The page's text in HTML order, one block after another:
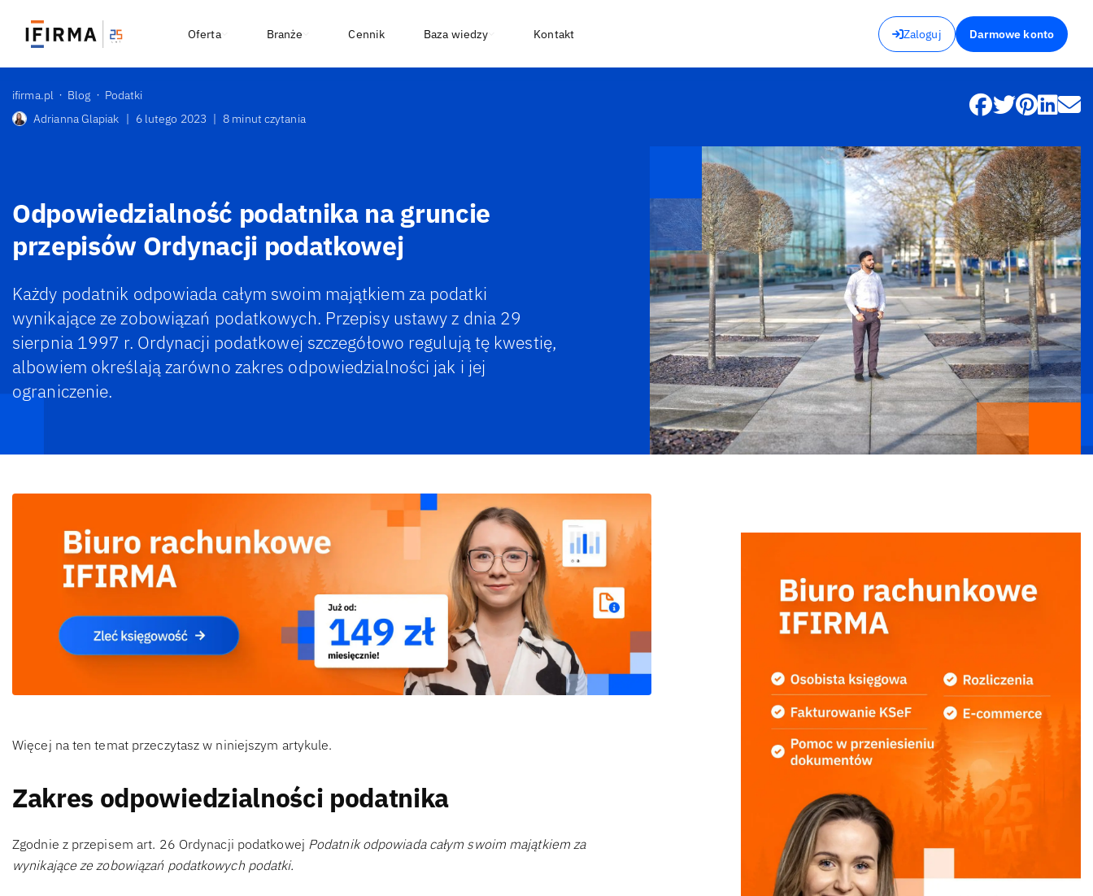
Zaloguj Darmowe konto
Oferta Branże Cennik Baza wiedzy Kontakt
ifirma.pl Blog
Podatki
Adrianna Glapiak | 6 lutego 2023 | 8 minut czytania
Odpowiedzialność podatnika na gruncie
przepisów Ordynacji podatkowej
Każdy podatnik odpowiada całym swoim majątkiem za podatki
wynikające ze zobowiązań podatkowych. Przepisy ustawy z dnia 29
sierpnia 1997 r. Ordynacji podatkowej szczegółowo regulują tę kwestię,
albowiem określają zarówno zakres odpowiedzialności jak i jej
ograniczenie.
Więcej na ten temat przeczytasz w niniejszym artykule.
Zakres odpowiedzialności podatnika
Zgodnie z przepisem art. 26 Ordynacji podatkowej Podatnik odpowiada całym swoim majątkiem za
wynikające ze zobowiązań podatkowych podatki.